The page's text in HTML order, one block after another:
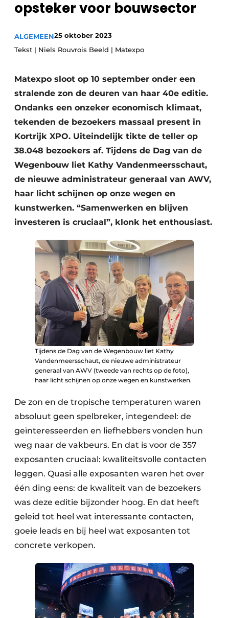
Privacy / Cookie statement
Vacatures
opsteker voor bouwsector
ALGEMEEN25 oktober 2023
Tekst | Niels Rouvrois Beeld | Matexpo
Matexpo sloot op 10 september onder een
stralende zon de deuren van haar 40e editie.
Ondanks een onzeker economisch klimaat,
tekenden de bezoekers massaal present in
Kortrijk XPO. Uiteindelijk tikte de teller op
38.048 bezoekers af. Tijdens de Dag van de
Wegenbouw liet Kathy Vandenmeersschaut,
de nieuwe administrateur generaal van AWV,
haar licht schijnen op onze wegen en
kunstwerken. “Samenwerken en blijven
investeren is cruciaal”, klonk het enthousiast.
Tijdens de Dag van de Wegenbouw liet Kathy
Vandenmeersschaut, de nieuwe administrateur
generaal van AWV (tweede van rechts op de foto),
haar licht schijnen op onze wegen en kunstwerken.
De zon en de tropische temperaturen waren
absoluut geen spelbreker, integendeel: de
geïnteresseerden en liefhebbers vonden hun
weg naar de vakbeurs. En dat is voor de 357
exposanten cruciaal: kwaliteitsvolle contacten
leggen. Quasi alle exposanten waren het over
één ding eens: de kwaliteit van de bezoekers
was deze editie bijzonder hoog. En dat heeft
geleid tot heel wat interessante contacten,
goeie leads en bij heel wat exposanten tot
concrete verkopen.